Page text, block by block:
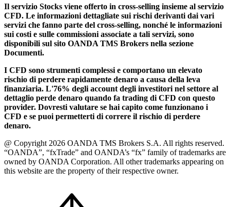
Il servizio Stocks viene offerto in cross-selling insieme al servizio
CFD. Le informazioni dettagliate sui rischi derivanti dai vari
servizi che fanno parte del cross-selling, nonché le informazioni
sui costi e sulle commissioni associate a tali servizi, sono
disponibili sul sito OANDA TMS Brokers nella sezione
Documenti.
I CFD sono strumenti complessi e comportano un elevato
rischio di perdere rapidamente denaro a causa della leva
finanziaria. L'76% degli account degli investitori nel settore al
dettaglio perde denaro quando fa trading di CFD con questo
provider. Dovresti valutare se hai capito come funzionano i
CFD e se puoi permetterti di correre il rischio di perdere
denaro.
@ Copyright 2026 OANDA TMS Brokers S.A. All rights reserved.
“OANDA”, “fxTrade” and OANDA’s “fx” family of trademarks are
owned by OANDA Corporation. All other trademarks appearing on
this website are the property of their respective owner.